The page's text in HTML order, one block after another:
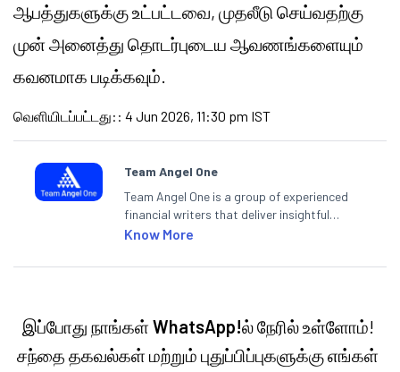
ஆபத்துகளுக்கு உட்பட்டவை, முதலீடு செய்வதற்கு
முன் அனைத்து தொடர்புடைய ஆவணங்களையும்
கவனமாக படிக்கவும்.
வெளியிடப்பட்டது: : 4 Jun 2026, 11:30 pm IST
Team Angel One
Team Angel One is a group of experienced
financial writers that deliver insightful
articles on the stock market, IPO, economy,
categories.
Know More
இப்போது நாங்கள் WhatsApp!ல் நேரில் உள்ளோம்!
சந்தை தகவல்கள் மற்றும் புதுப்பிப்புகளுக்கு எங்கள்